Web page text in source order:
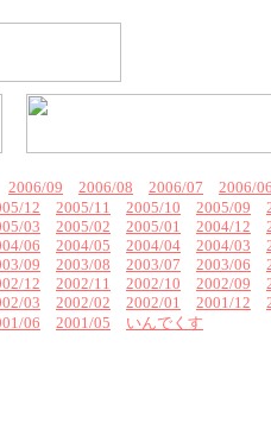
2006/09 2006/08 2006/07 2006/06
12 2005/11 2005/10 2005/09
03 2005/02 2005/01 2004/12
06 2004/05 2004/04 2004/03
09 2003/08 2003/07 2003/06
12 2002/11 2002/10 2002/09
03 2002/02 2002/01 2001/12
06 2001/05 いんでくす